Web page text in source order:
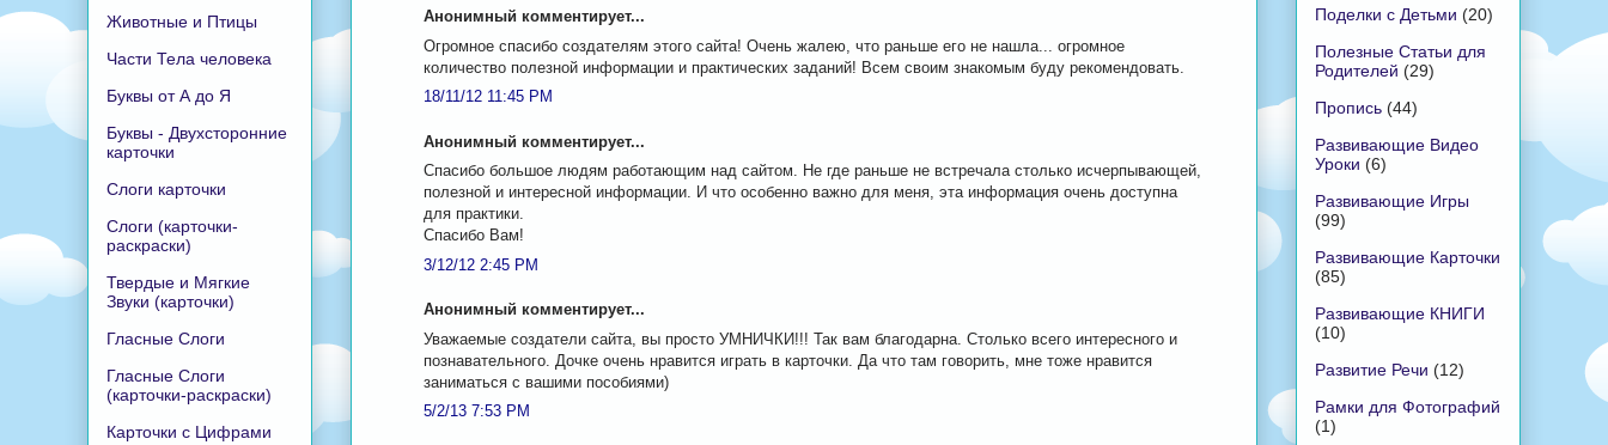
Анонимный комментирует...
Огромное спасибо создателям этого сайта! Очень жалею, что раньше его не нашла... огромное
количество полезной информации и практических заданий! Всем своим знакомым буду рекомендовать.
18/11/12 11:45 PM
Анонимный комментирует...
Спасибо большое людям работающим над сайтом. Не где раньше не встречала столько исчерпывающей,
полезной и интересной информации. И что особенно важно для меня, эта информация очень доступна
для практики.
Спасибо Вам!
3/12/12 2:45 PM
Анонимный комментирует...
Уважаемые создатели сайта, вы просто УМНИЧКИ!!! Так вам благодарна. Столько всего интересного и
познавательного. Дочке очень нравится играть в карточки. Да что там говорить, мне тоже нравится
заниматься с вашими пособиями)
5/2/13 7:53 PM
Животные и Птицы
Части Тела человека
Буквы от А до Я
Буквы - Двухсторонние
карточки
Слоги карточки
Слоги (карточки-
раскраски)
Твердые и Мягкие
Звуки (карточки)
Гласные Слоги
Гласные Слоги
(карточки-раскраски)
Карточки с Цифрами
Поделки с Детьми (20)
Полезные Статьи для
Родителей (29)
Пропись (44)
Развивающие Видео
Уроки (6)
Развивающие Игры
(99)
Развивающие Карточки
(85)
Развивающие КНИГИ
(10)
Развитие Речи (12)
Рамки для Фотографий
(1)